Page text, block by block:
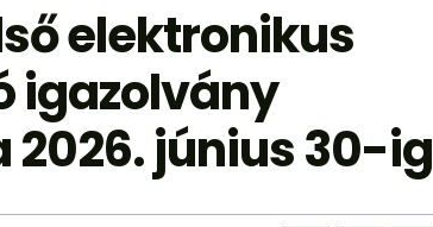
elektronikus
igazolvány
június 30-ig